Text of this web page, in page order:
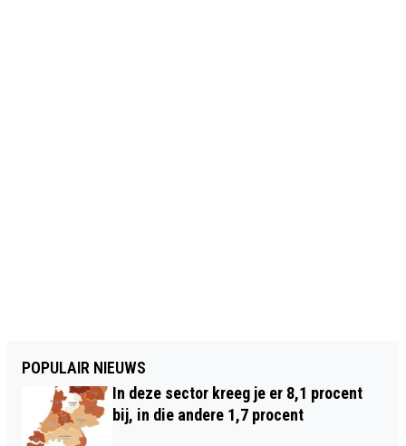
POPULAIR NIEUWS
In deze sector kreeg je er 8,1 procent
bij, in die andere 1,7 procent